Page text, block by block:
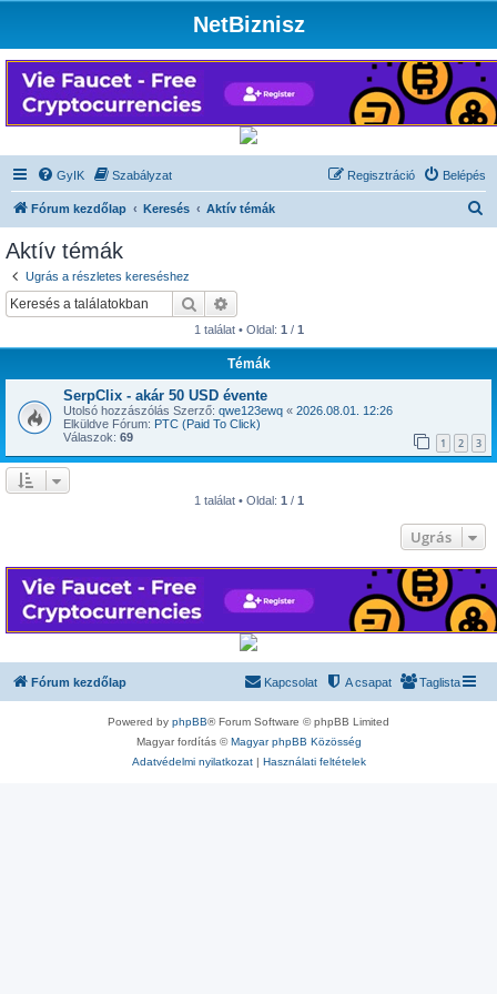
NetBiznisz
GyIK Szabályzat Belépés
Regisztráció
Fórum kezdőlap Keresés Aktív témák
Aktív témák
Ugrás a részletes kereséshez
Keresés
1 találat • Oldal: 1 / 1
Témák
SerpClix - akár 50 USD évente
Utolsó hozzászólás Szerző: qwe123ewq « 2026.08.01. 12:26
Elküldve Fórum: PTC (Paid To Click)
Válaszok: 69 1 2 3
1 találat • Oldal: 1 / 1
Ugrás
Fórum kezdőlap Taglista
A csapat
Kapcsolat
Powered by phpBB® Forum Software © phpBB Limited
Magyar fordítás ©Magyar phpBB Közösség
Adatvédelmi nyilatkozat| Használati feltételek